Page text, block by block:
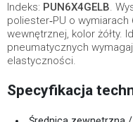
Indeks: PUN6X4GELB.
poliester‑PU o
wewnętrznej, kolor żółty.
pneumatycznych
elastyczności.
Specyfikacja